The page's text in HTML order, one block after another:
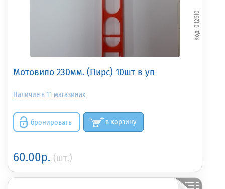
Мотовило 230мм. (Пирс) 10шт в уп
012610
11
бронировать в корзину
60.00р. (шт.)